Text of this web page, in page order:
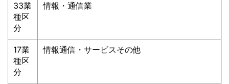
33業
種区
分
情報・通信業
17業
種区
分
情報通信・サービスその他